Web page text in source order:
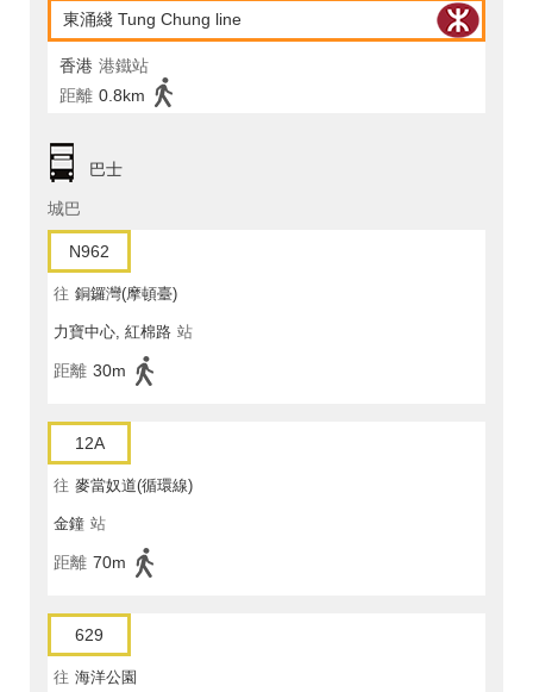
東涌綫 Tung Chung line
香港 港鐵站
距離 0.8km
巴士
城巴
N962
往 銅鑼灣(摩頓臺)
力寶中心, 紅棉路 站
距離 30m
12A
往 麥當奴道(循環線)
金鐘 站
距離 70m
629
往 海洋公園